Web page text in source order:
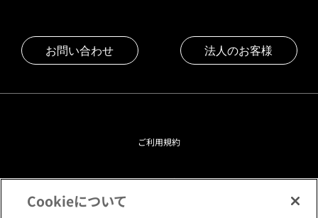
お問い合わせ 法人のお客様
ご利用規約
プライバシーポリシー
Cookieについて